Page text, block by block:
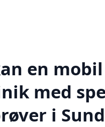
en mobil
med
i